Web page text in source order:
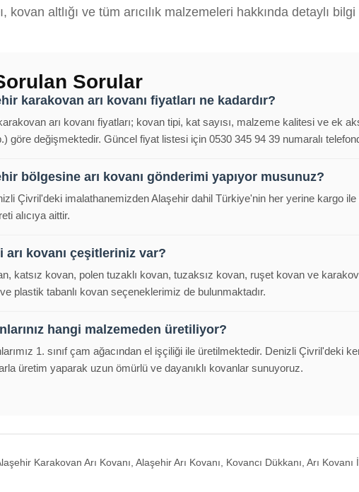
kovan altlığı ve tüm arıcılık malzemeleri hakkında detaylı
Sorular
karakovan arı kovanı fiyatları ne kadardır?
arı kovanı fiyatları; kovan tipi, kat sayısı, malzeme kalitesi ve ek
göre değişmektedir. Güncel fiyat listesi için 0530 345 94 39 numaralı
bölgesine arı kovanı gönderimi yapıyor musunuz?
Çivril'deki imalathanemizden Alaşehir dahil Türkiye'nin her yerine kargo ile
alıcıya aittir.
arı kovanı çeşitleriniz var?
katsız kovan, polen tuzaklı kovan, tuzaksız kovan, ruşet kovan ve
plastik tabanlı kovan seçeneklerimiz de bulunmaktadır.
hangi malzemeden üretiliyor?
1. sınıf çam ağacından el işçiliği ile üretilmektedir. Denizli Çivril'deki
üretim yaparak uzun ömürlü ve dayanıklı kovanlar sunuyoruz.
Karakovan Arı Kovanı, Alaşehir Arı Kovanı, Kovancı Dükkanı, Arı